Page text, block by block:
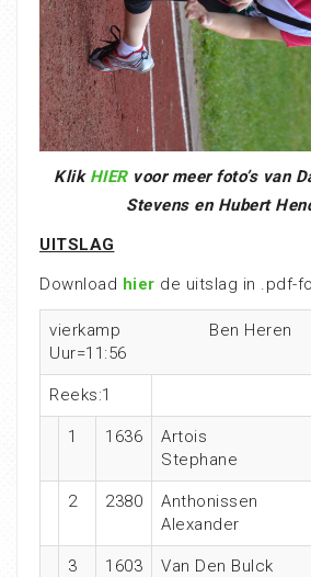
Klik HIERvoor meer foto’s van
Stevens en Hubert
UITSLAG
Download hier de uitslag in .pdf-
vierkamp
Ben Heren
Uur=11:56
Reeks:1
1 1636
Artois
Stephane
2 2380
Anthonissen
Alexander
3 1603
Van Den Bulck